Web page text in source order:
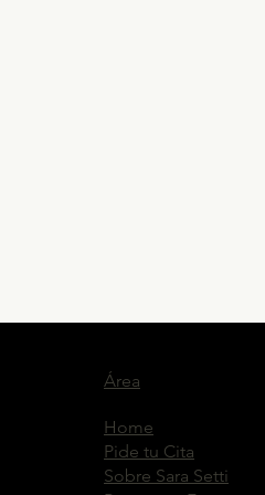
Área
Home
Pide tu Cita
Sobre Sara Setti